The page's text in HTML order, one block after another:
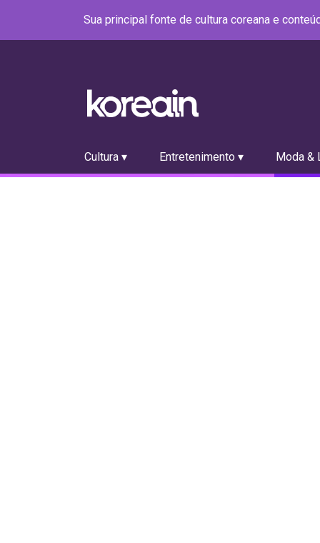
Sua principal fonte de cultura coreana e
Cultura ▾ Entretenimento ▾ Moda &